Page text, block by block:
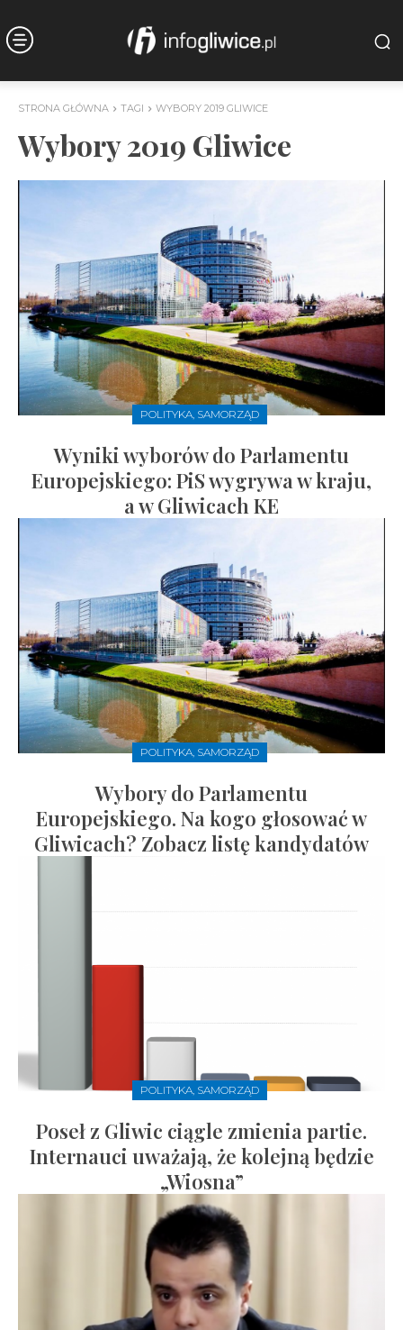
STRONA GŁÓWNA TAGI WYBORY 2019 GLIWICE
Wybory 2019 Gliwice
POLITYKA, SAMORZĄD
Wyniki wyborów do Parlamentu
Europejskiego: PiS wygrywa w kraju,
a w Gliwicach KE
POLITYKA, SAMORZĄD
Wybory do Parlamentu
Europejskiego. Na kogo głosować w
Gliwicach? Zobacz listę kandydatów
POLITYKA, SAMORZĄD
Poseł z Gliwic ciągle zmienia partie.
Internauci uważają, że kolejną będzie
„Wiosna”